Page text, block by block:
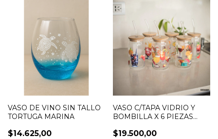
VASO DE VINO SIN TALLO
TORTUGA MARINA
$14.625,00
VASO C/TAPA VIDRIO Y
BOMBILLA X 6 PIEZAS
$19.500,00